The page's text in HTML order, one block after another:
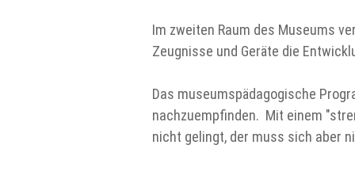
Im zweiten Raum des Museums
Zeugnisse und Geräte die
Das museumspädagogische
nachzuempfinden. Mit einem
nicht gelingt, der muss sich aber